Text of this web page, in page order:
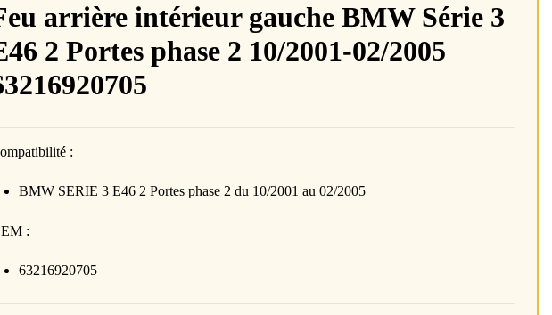
arrière intérieur gauche BMW Série 3
2 Portes phase 2 10/2001-02/2005
:
BMW SERIE 3 E46 2 Portes phase 2 du 10/2001 au 02/2005
:
63216920705